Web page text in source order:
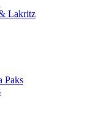
Lakritz
Paks